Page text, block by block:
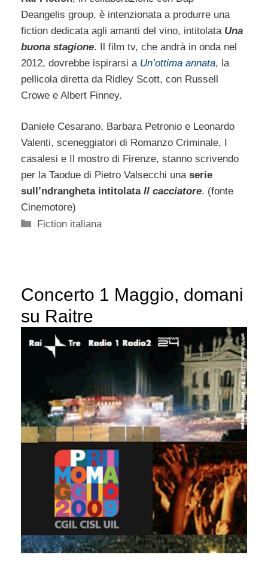
Deangelis group, è intenzionata a produrre una
fiction dedicata agli amanti del vino, intitolata Una
buona stagione. Il film tv, che andrà in onda nel
2012, dovrebbe ispirarsi a Un’ottima annata, la
pellicola diretta da Ridley Scott, con Russell
Crowe e Albert Finney.
Daniele Cesarano, Barbara Petronio e Leonardo
Valenti, sceneggiatori di Romanzo Criminale, I
casalesi e Il mostro di Firenze, stanno scrivendo
per la Taodue di Pietro Valsecchi una serie
sull’ndrangheta intitolata Il cacciatore. (fonte
Cinemotore)
Categorie
Fiction italiana
Concerto 1 Maggio, domani
su Raitre